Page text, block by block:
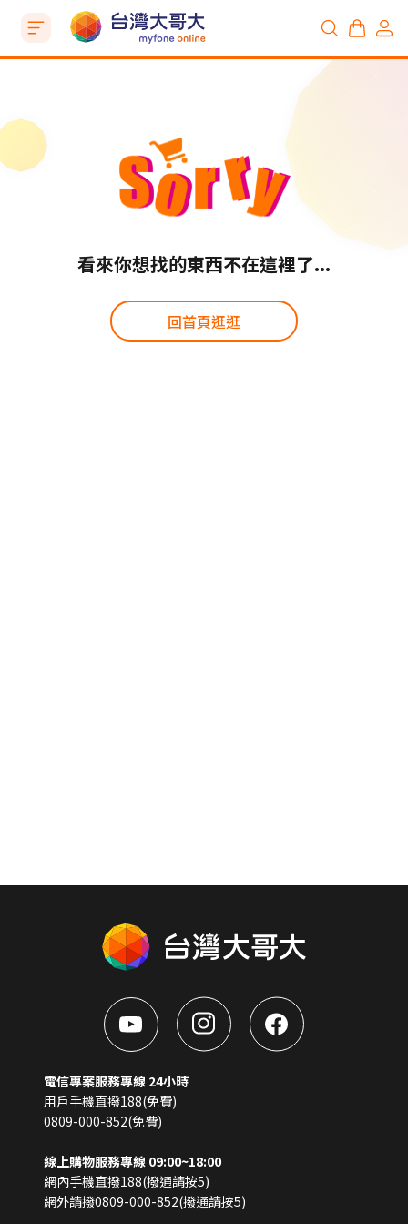
看來你想找的東西不在這裡了...
回首頁逛逛
電信專案服務專線 24小時
用戶手機直撥188(免費)
0809-000-852(免費)
線上購物服務專線 09:00~18:00
網內手機直撥188(撥通請按5)
網外請撥0809-000-852(撥通請按5)